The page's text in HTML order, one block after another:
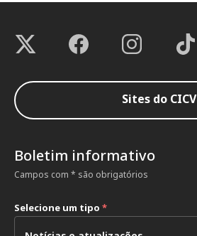
Sites do CICV
Boletim informativo
Campos com * são obrigatórios
Selecione um tipo *